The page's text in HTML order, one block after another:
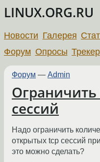
LINUX.ORG.RU
Новости Галерея
Форум Опросы Трекер
Форум — Admin
Ограничить
сессий
Надо ограничить
открытых tcp сессий
это можно сделать?